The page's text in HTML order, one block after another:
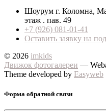
Шоурум г. Коломна,
этаж . пав. 49
+7 (926) 081-01-41
Оставить заявку на
© 2026 imkids
Движок фотогалереи —
Theme developed by Easyweb
Форма обратной связи